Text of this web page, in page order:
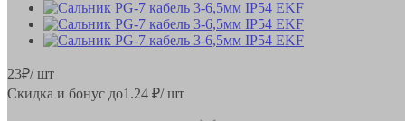
23₽/ шт
Скидка и бонус до1.24 ₽/ шт